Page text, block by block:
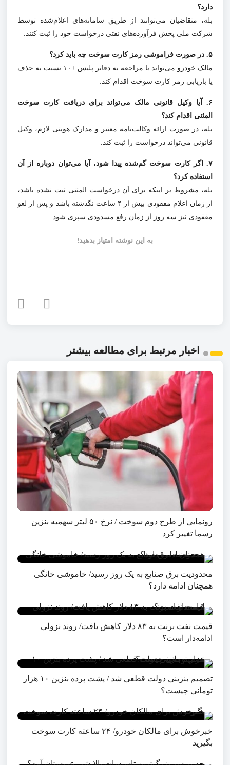
دارد؟
بله، متقاضیان می‌توانند از طریق سامانه‌های اعلام‌شده توسط
شرکت ملی پخش فرآورده‌های نفتی درخواست خود را ثبت کنند.
۵. در صورت فراموشی رمز کارت سوخت چه باید کرد؟
مالک خودرو می‌تواند با مراجعه به دفاتر پلیس +۱۰ نسبت به حذف
یا بازیابی رمز کارت سوخت اقدام کند.
۶. آیا وکیل قانونی مالک می‌تواند برای دریافت کارت سوخت
المثنی اقدام کند؟
بله، در صورت ارائه وکالت‌نامه معتبر و مدارک هویتی لازم، وکیل
قانونی می‌تواند درخواست را ثبت کند.
۷. اگر کارت سوخت گم‌شده پیدا شود، آیا می‌توان دوباره از آن
استفاده کرد؟
بله، مشروط بر اینکه برای آن درخواست المثنی ثبت نشده باشد،
از زمان اعلام مفقودی بیش از ۴ ساعت نگذشته باشد و پس از لغو
مفقودی نیز سه روز از زمان رفع مسدودی سپری شود.
به این نوشته امتیاز بدهید!
اخبار مرتبط برای مطالعه بیشتر
رونمایی از طرح دوم سوخت / نرخ ۵۰ لیتر سهمیه بنزین
رسما تغییر کرد
محدودیت برق صنایع به یک روز رسید/ خاموشی خانگی
همچنان ادامه دارد؟
قیمت نفت برنت به ۸۳ دلار کاهش یافت/ روند نزولی
ادامه‌دار است؟
تصمیم بنزینی دولت قطعی شد / پشت پرده بنزین ۱۰ هزار
تومانی چیست؟
خبرخوش برای مالکان خودرو/ ۲۴ ساعته کارت سوخت
بگیرید